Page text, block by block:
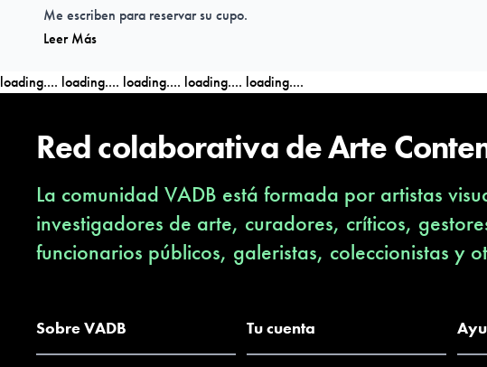
Me escriben para reservar su cupo.
Leer Más
loading.... loading.... loading.... loading.... loading....
Red colaborativa de Arte
La comunidad VADB está formada por artistas
investigadores de arte, curadores, críticos,
funcionarios públicos, galeristas, coleccionistas y
Sobre VADB Tu cuenta